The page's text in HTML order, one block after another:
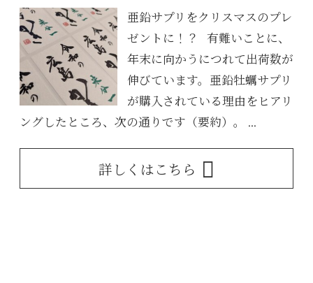
亜鉛サプリをクリスマスのプレ
ゼントに！？ 有難いことに、
年末に向かうにつれて出荷数が
伸びています。亜鉛牡蠣サプリ
が購入されている理由をヒアリ
ングしたところ、次の通りです（要約）。 ...
詳しくはこちら